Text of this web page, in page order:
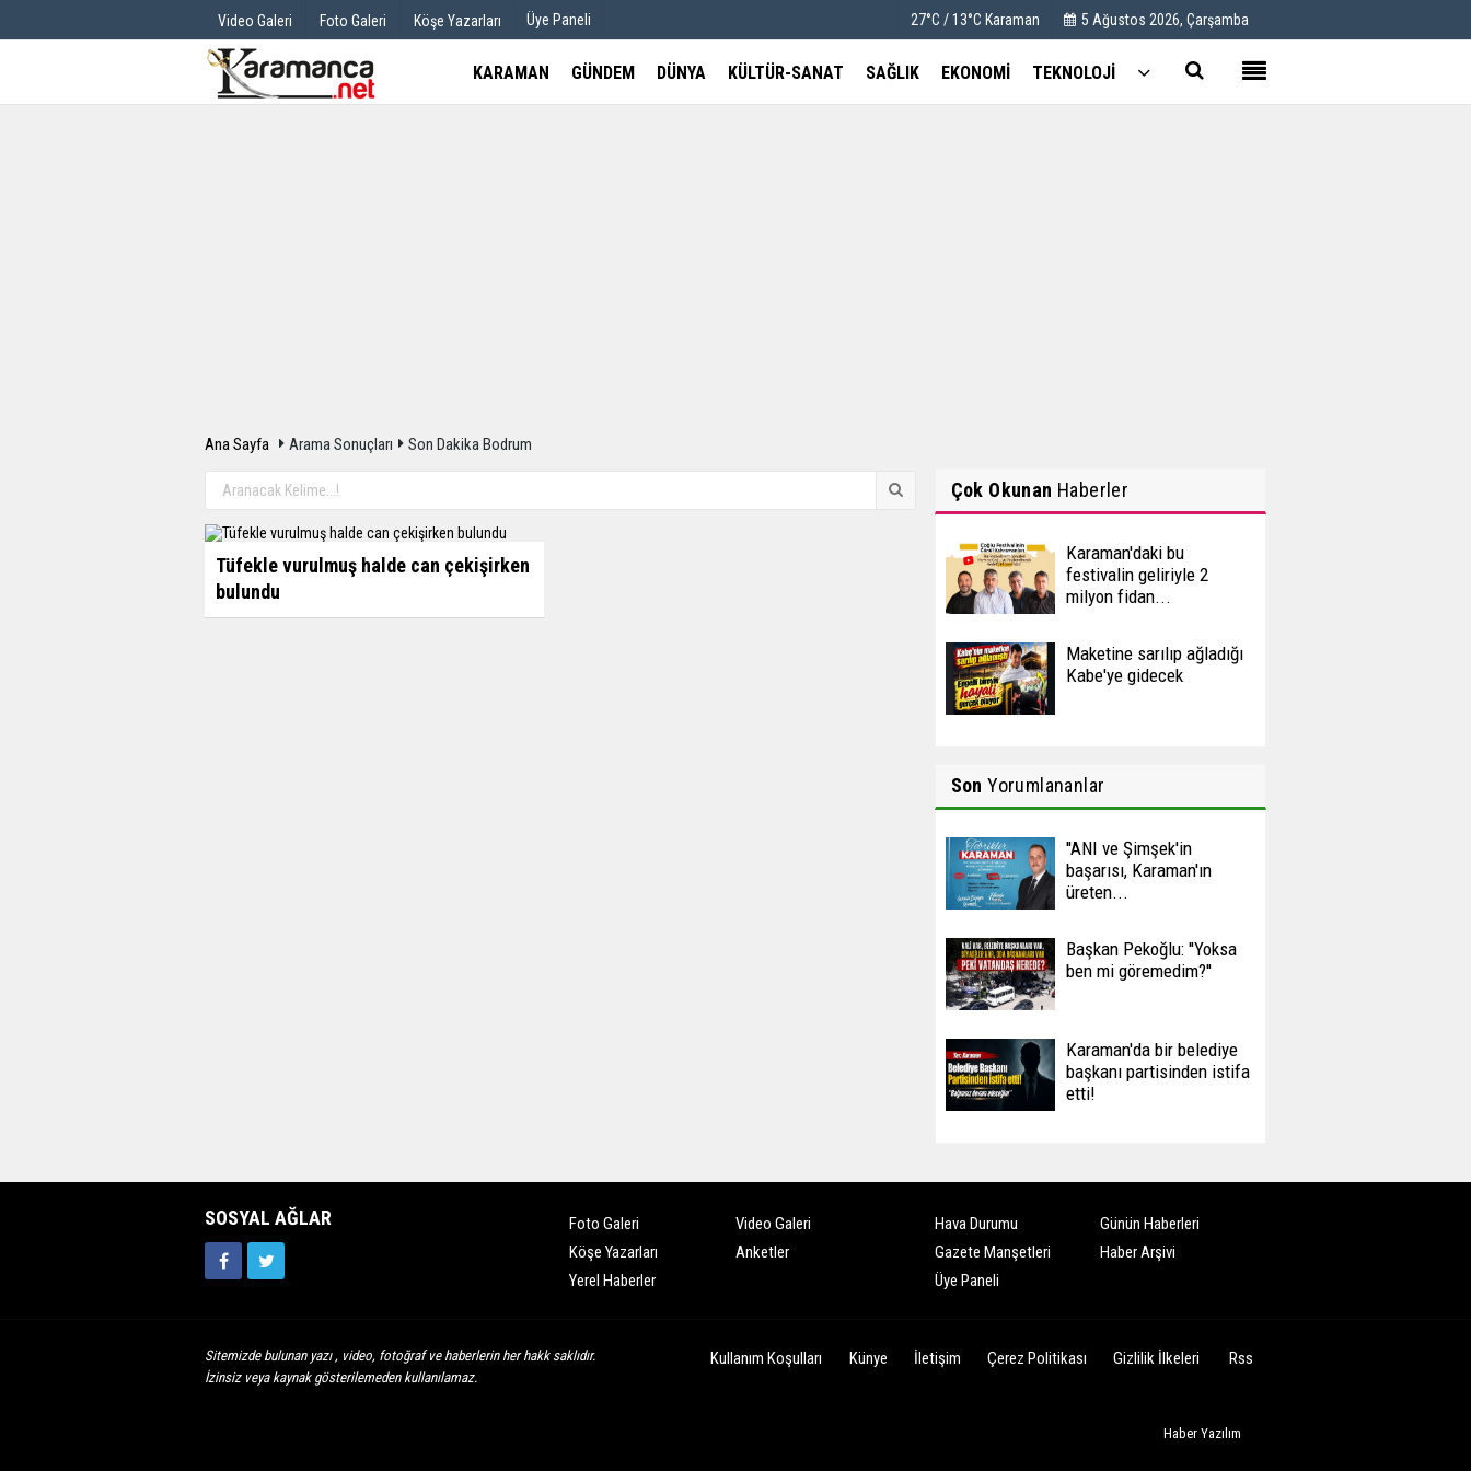
Video Galeri Foto Galeri Köşe Yazarları Üye Paneli 27°C / 13°C Karaman 5 Ağustos 2026, Çarşamba
KARAMAN GÜNDEM DÜNYA KÜLTÜR-SANAT SAĞLIK EKONOMİ TEKNOLOJİ
Ana Sayfa Arama Sonuçları Son Dakika Bodrum
Tüfekle vurulmuş halde can çekişirken
bulundu
Çok Okunan Haberler
Karaman'daki bu
festivalin geliriyle 2
milyon fidan...
Maketine sarılıp ağladığı
Kabe'ye gidecek
Son Yorumlananlar
''ANI ve Şimşek'in
başarısı, Karaman'ın
üreten...
Başkan Pekoğlu: ''Yoksa
ben mi göremedim?''
Karaman'da bir belediye
başkanı partisinden istifa
etti!
SOSYAL AĞLAR Foto Galeri
Video Galeri
Köşe Yazarları
Anketler
Yerel Haberler
Hava Durumu
Günün Haberleri
Gazete Manşetleri
Haber Arşivi
Üye Paneli
Sitemizde bulunan yazı , video, fotoğraf ve haberlerin her hakk saklıdır.
İzinsiz veya kaynak gösterilemeden kullanılamaz.
Kullanım Koşulları Künye İletişim Çerez Politikası Gizlilik İlkeleri Rss
Haber Yazılım